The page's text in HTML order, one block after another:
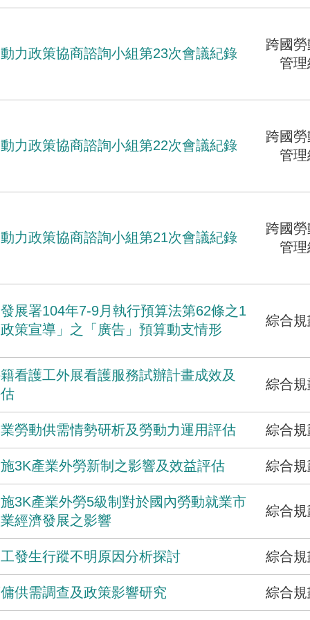
力政策協商諮詢小組第23次會議紀錄
跨國
管理
力政策協商諮詢小組第22次會議紀錄
跨國
管理
力政策協商諮詢小組第21次會議紀錄
跨國
管理
展署104年7-9月執行預算法第62條之1
策宣導」之「廣告」預算動支情形
綜合
看護工外展看護服務試辦計畫成效及
綜合
勞動供需情勢研析及勞動力運用評估 綜合
3K產業外勞新制之影響及效益評估 綜合
3K產業外勞5級制對於國內勞動就業市
經濟發展之影響
綜合
發生行蹤不明原因分析探討 綜合
供需調查及政策影響研究 綜合